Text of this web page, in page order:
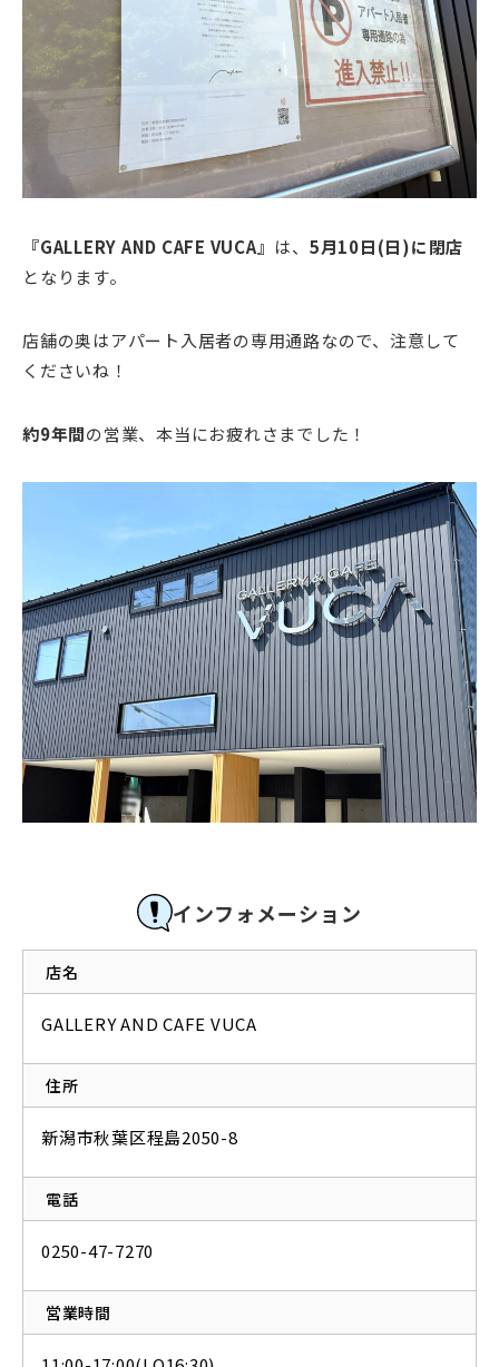
『GALLERY AND CAFE VUCA』 は、 5月10日(日)に閉店
となります。
店舗の奥はアパート入居者の専用通路なので、注意して
くださいね！
約9年間の営業、本当にお疲れさまでした！
インフォメーション
店名
GALLERY AND CAFE VUCA
住所
新潟市秋葉区程島2050-8
電話
0250-47-7270
営業時間